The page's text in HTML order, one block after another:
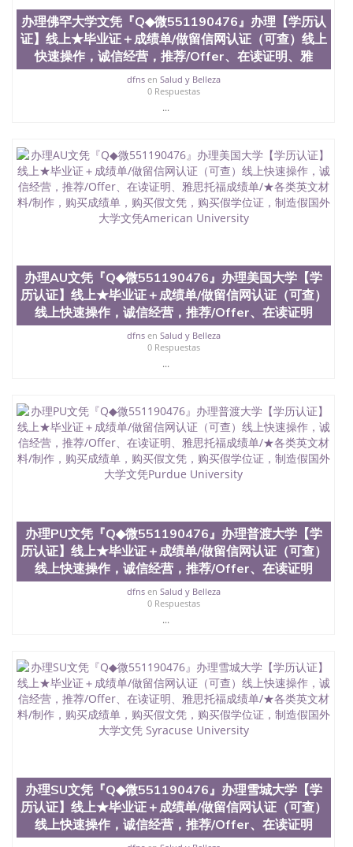
可以制作美国毕业证551190476哪里可以办理澳洲毕
业证551190476留学生在哪里可以买假毕业证
551190476哪里可以办理加拿大毕业证551190476申
请学校办理假的毕业证成绩单可以吗551190476哪里
可以办理水印成绩单551190476哪里可以修改成绩单
GPA分数551190476假毕业证能查出来吗551190476
QQ微信551190476国外毕业证外壳定制QQ微信
551190476快速代办国外毕业证QQ微信551190476快
速拿到国外文凭QQ微信551190476国外留学文凭认证
QQ微信551190476国外文凭回国认证QQ微信
551190476泰国文凭办理QQ微信551190476法国留学
回国证明QQ微信551190476 国外烫金照片QQ微信
证明QQ微信551190476国外硕士文凭办理QQ微信
551190476 网上买文凭可靠吗QQ微信551190476买国
外文凭质量QQ微信551190476国外本科毕业证怎么办
理QQ微信551190476国外大学文凭真制作QQ微信
551190476办国外文凭可找工作QQ微信551190476国
外大学有毕业证QQ微信551190476办理国外毕业证价
格QQ微信551190476国外编号查询QQ微信551190476
微信551190476学士学位证书查询机构QQ微信
551190476 国外资格证书办理QQ微信551190476如何
办理学历认证QQ微信551190476海外文凭认证办理
QQ微信551190476 圣何塞州立大学（San Jose State
University, 又译为“圣荷西州立大学”）成立于1857
年，简称SJSU，是加州历史悠久的大学之一，也是美
名综合性公立大学，它以极高的就业率，全美名列前
茅的毕业薪资，浓厚的多元化学术氛围，杰出的本科
教育质量，被《福克斯》杂志评选为全美50强公立综
合性大学，每年有来自世界各地的成百上千的海外学
生前往求学。 至今，这是一所在世界上享有学术地
位、声誉、实习机会和影响力的高等教育机构，并获
誉为美国本科教育质量的核心代表。其计算机系与会
计系更是在当今美国大学教学排名中表现优异。其毕
供许多相应科系的实习机会。无论是加州大学系统
(UC)，还是加州州立大学系统(CSU), 圣何塞州立大学
都占据着加州所有大学中的地理位置。 圣何塞州立大
学座落于硅谷(Silicon Valley), 于附近的旧金山-圣何塞
地区为全美的重要科技中心。约有学生三万人，超过
子工程学，工商管理学，艺术设计，和航空学等，深
受性肯定及好评；而各种大学部和研究所的商学课程
也吸引了众多不同国家的专业人士前来研究与学习。
二、办理流程： 1、收集客户办理信息； 2、客户付
定金下单； 3、公司确认到账转制作点做电子图；
办理佛罕大学文凭『Q◆微551190476』办理【学历认
证】线上★毕业证＋成绩单/做留信网认证（可查）线上
快速操作，诚信经营，推荐/Offer、在读证明、雅
dfnsen Salud y Belleza
0 Respuestas
...
办理AU文凭『Q◆微551190476』办理美国大学【学
历认证】线上★毕业证＋成绩单/做留信网认证（可查）
线上快速操作，诚信经营，推荐/Offer、在读证明
dfnsen Salud y Belleza
0 Respuestas
...
办理PU文凭『Q◆微551190476』办理普渡大学【学
历认证】线上★毕业证＋成绩单/做留信网认证（可查）
线上快速操作，诚信经营，推荐/Offer、在读证明
dfnsen Salud y Belleza
0 Respuestas
...
办理SU文凭『Q◆微551190476』办理雪城大学【学
历认证】线上★毕业证＋成绩单/做留信网认证（可查）
线上快速操作，诚信经营，推荐/Offer、在读证明